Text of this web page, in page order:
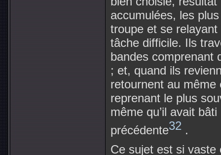
accumulées, les
troupe et se
tâche difficile. Ils
bandes comprenant
; et, quand ils
retournent au même
reprenant le plus
même qu’il avait
précédente32 .
Ce sujet est si vaste